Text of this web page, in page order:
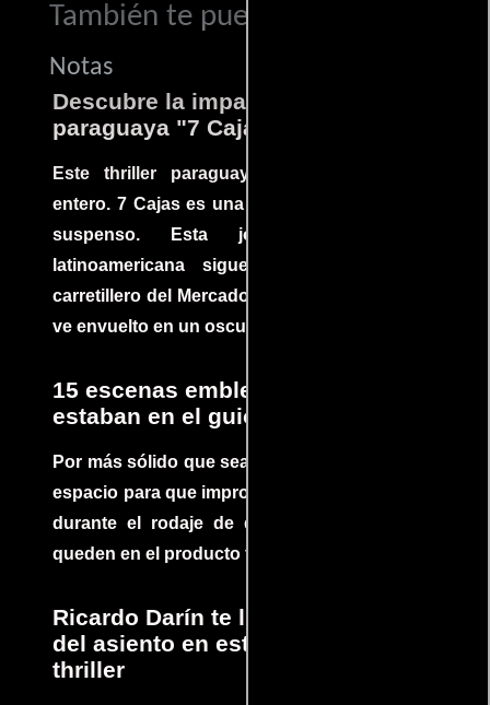
También te puede interesar...
Notas
Descubre la impactante película
paraguaya "7 Cajas"
Este thriller paraguayo cautivó al mundo
entero. 7 Cajas es una explosión de acción y
suspenso. Esta joya cinematográfica
latinoamericana sigue la historia de un
carretillero del Mercado 4 de Asunción que se
ve envuelto en un oscuro mundo de crimen
15 escenas emblemáticas que no
estaban en el guion
Por más sólido que sea un guión siempre hay
espacio para que improvisaciones que se dan
durante el rodaje de determinadas escenas
queden en el producto final.
Ricardo Darín te llevará al borde
del asiento en este increíble
thriller